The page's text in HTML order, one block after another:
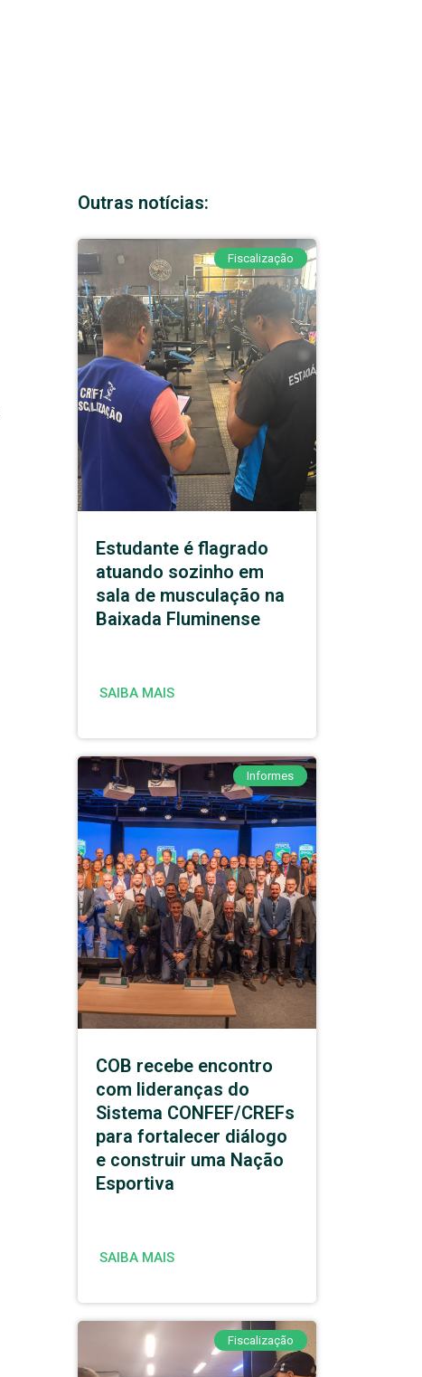
Outras notícias:
Fiscalização
Estudante é flagrado
atuando sozinho em
sala de musculação na
Baixada Fluminense
SAIBA MAIS
Informes
COB recebe encontro
com lideranças do
Sistema CONFEF/CREFs
para fortalecer diálogo
e construir uma Nação
Esportiva
SAIBA MAIS
Fiscalização